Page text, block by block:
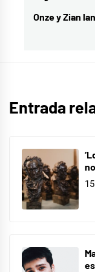
Virtud
Entrada
Onze y Zian
Entrada